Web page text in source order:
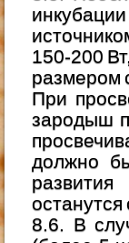
150-200
размером
При
зародыш
должно
8.6. В